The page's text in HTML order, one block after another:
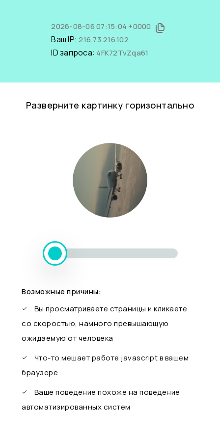
2026-08-06 07:15:04 +0000
Ваш IP:216.73.216.102
ID запроса: 4FK72TvZqa61
Разверните картинку горизонтально
Возможные причины:
Вы просматриваете страницы и кликаете
со скоростью, намного превышающую
ожидаемую от человека
Что-то мешает работе javascript в вашем
браузере
Ваше поведение похоже на поведение
автоматизированных систем